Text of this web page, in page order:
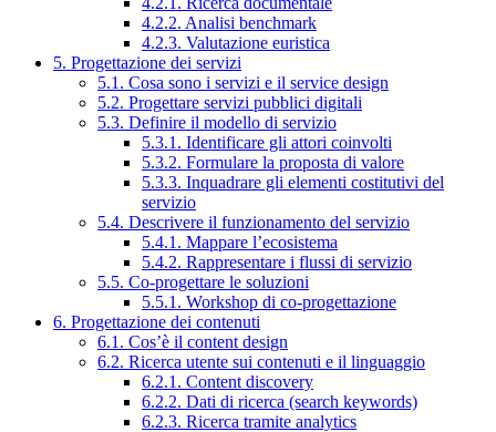
4.2.2. Analisi benchmark
4.2.3. Valutazione euristica
5. Progettazione dei servizi
5.1. Cosa sono i servizi e il service design
5.2. Progettare servizi pubblici digitali
5.3. Definire il modello di servizio
5.3.1. Identificare gli attori coinvolti
5.3.2. Formulare la proposta di valore
5.3.3. Inquadrare gli elementi costitutivi del
servizio
5.4. Descrivere il funzionamento del servizio
5.4.1. Mappare l’ecosistema
5.4.2. Rappresentare i flussi di servizio
5.5. Co-progettare le soluzioni
5.5.1. Workshop di co-progettazione
6. Progettazione dei contenuti
6.1. Cos’è il content design
6.2. Ricerca utente sui contenuti e il linguaggio
6.2.1. Content discovery
6.2.2. Dati di ricerca (search keywords)
6.2.3. Ricerca tramite analytics